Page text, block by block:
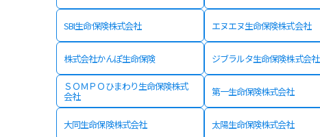
SBI生命保険株式会社 エヌエヌ生命保険株式会社
株式会社かんぽ生命保険 ジブラルタ生命保険株式会社
ＳＯＭＰＯひまわり生命保険株式
会社 第一生命保険株式会社
大同生命保険株式会社 太陽生命保険株式会社